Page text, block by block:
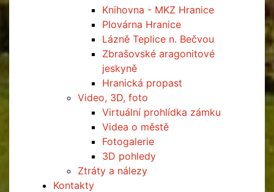
Knihovna - MKZ Hranice
Plovárna Hranice
Lázně Teplice n. Bečvou
Zbrašovské aragonitové
jeskyně
Hranická propast
Video, 3D, foto
Virtuální prohlídka zámku
Videa o městě
Fotogalerie
3D pohledy
Ztráty a nálezy
Kontakty